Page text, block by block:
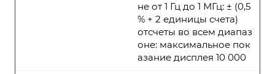
не от 1 Гц до 1 МГц: ± (0,5
% + 2 единицы счета)
отсчеты во всем диапаз
оне: максимальное пок
азание дисплея 10 000